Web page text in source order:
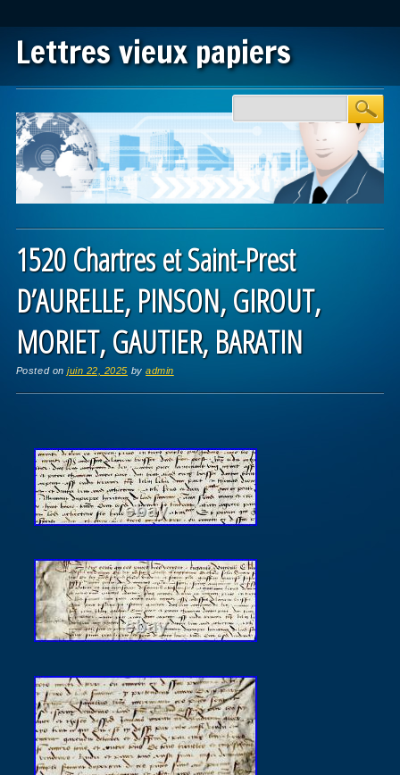
Lettres vieux papiers
Main menu
1520 Chartres et Saint-Prest
D’AURELLE, PINSON, GIROUT,
MORIET, GAUTIER, BARATIN
Posted onjuin 22, 2025 byadmin